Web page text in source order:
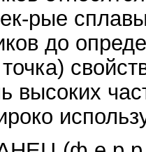
рые
до
высоких